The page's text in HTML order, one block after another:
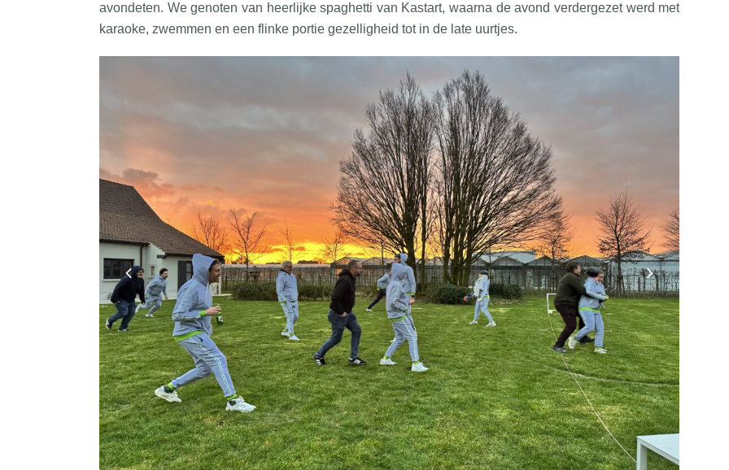
avondeten. We genoten van heerlijke spaghetti van Kastart, waarna de avond verdergezet werd met
karaoke, zwemmen en een flinke portie gezelligheid tot in de late uurtjes.